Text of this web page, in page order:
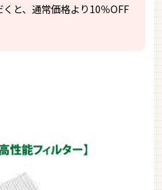
と、通常価格より10％OFF